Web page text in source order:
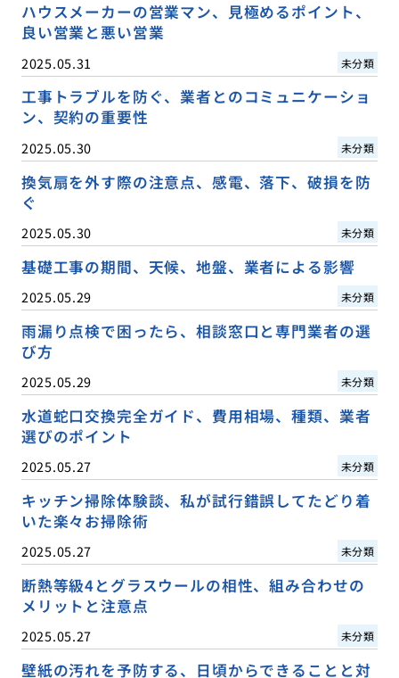
ハウスメーカーの営業マン、見極めるポイント、
良い営業と悪い営業
2025.05.31 未分類
工事トラブルを防ぐ、業者とのコミュニケーショ
ン、契約の重要性
2025.05.30 未分類
換気扇を外す際の注意点、感電、落下、破損を防
ぐ
2025.05.30 未分類
基礎工事の期間、天候、地盤、業者による影響
2025.05.29 未分類
雨漏り点検で困ったら、相談窓口と専門業者の選
び方
2025.05.29 未分類
水道蛇口交換完全ガイド、費用相場、種類、業者
選びのポイント
2025.05.27 未分類
キッチン掃除体験談、私が試行錯誤してたどり着
いた楽々お掃除術
2025.05.27 未分類
断熱等級4とグラスウールの相性、組み合わせの
メリットと注意点
2025.05.27 未分類
壁紙の汚れを予防する、日頃からできることと対